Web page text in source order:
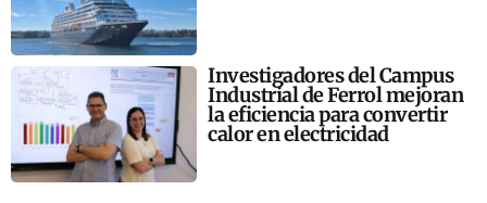
Investigadores del Campus
Industrial de Ferrol mejoran
la eficiencia para convertir
calor en electricidad